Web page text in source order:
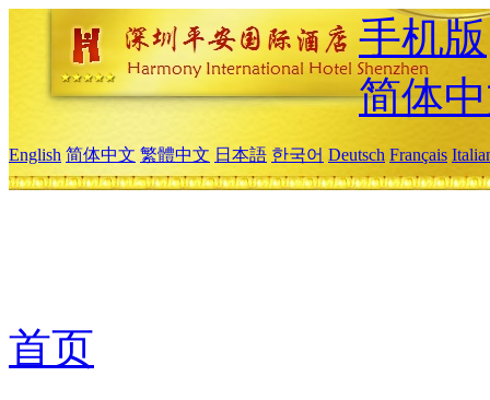
手机版
简体
English 简体中文 繁體中文 日本語 한국어 Deutsch Français
首页